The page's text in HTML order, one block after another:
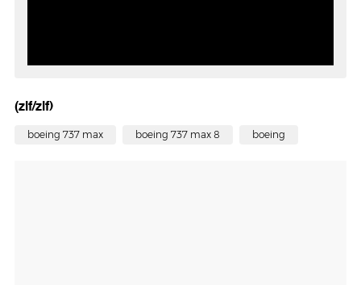
(zlf/zlf)
boeing 737 max boeing 737 max 8 boeing